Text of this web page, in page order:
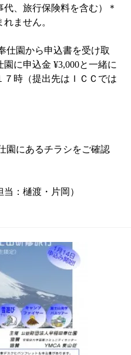
代、旅行保険料を含む）＊
ません。
仕園から申込書を受け取
に申込金 ¥3,000と一緒に
時（提出先はＩＣＣでは
にあるチラシをご確認
：樋渡・片岡）